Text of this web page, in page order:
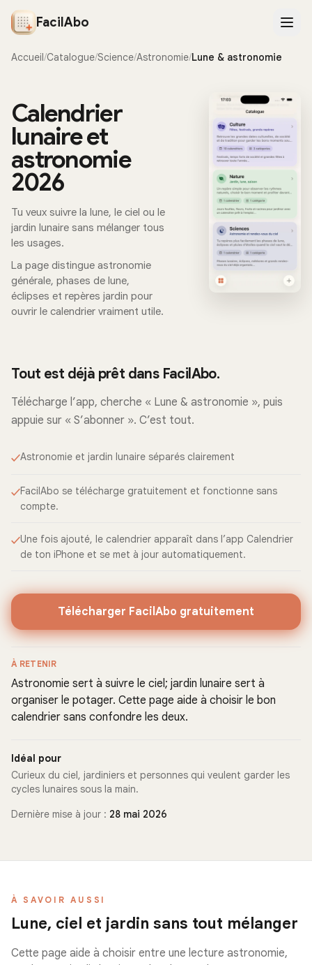
FacilAbo
Accueil/Catalogue/Science/Astronomie/Lune & astronomie
Calendrier
lunaire et
astronomie
2026
Tu veux suivre la lune, le ciel ou le
jardin lunaire sans mélanger tous
les usages.
La page distingue astronomie
générale, phases de lune,
éclipses et repères jardin pour
ouvrir le calendrier vraiment utile.
Tout est déjà prêt dans FacilAbo.
Télécharge l’app, cherche « Lune & astronomie », puis
appuie sur « S’abonner ». C’est tout.
Astronomie et jardin lunaire séparés clairement
FacilAbo se télécharge gratuitement et fonctionne sans
compte.
Une fois ajouté, le calendrier apparaît dans l’app Calendrier
de ton iPhone et se met à jour automatiquement.
Télécharger FacilAbo gratuitement
À RETENIR
Astronomie sert à suivre le ciel; jardin lunaire sert à
organiser le potager. Cette page aide à choisir le bon
calendrier sans confondre les deux.
Idéal pour
Curieux du ciel, jardiniers et personnes qui veulent garder les
cycles lunaires sous la main.
Dernière mise à jour : 28 mai 2026
À SAVOIR AUSSI
Lune, ciel et jardin sans tout mélanger
Cette page aide à choisir entre une lecture astronomie,